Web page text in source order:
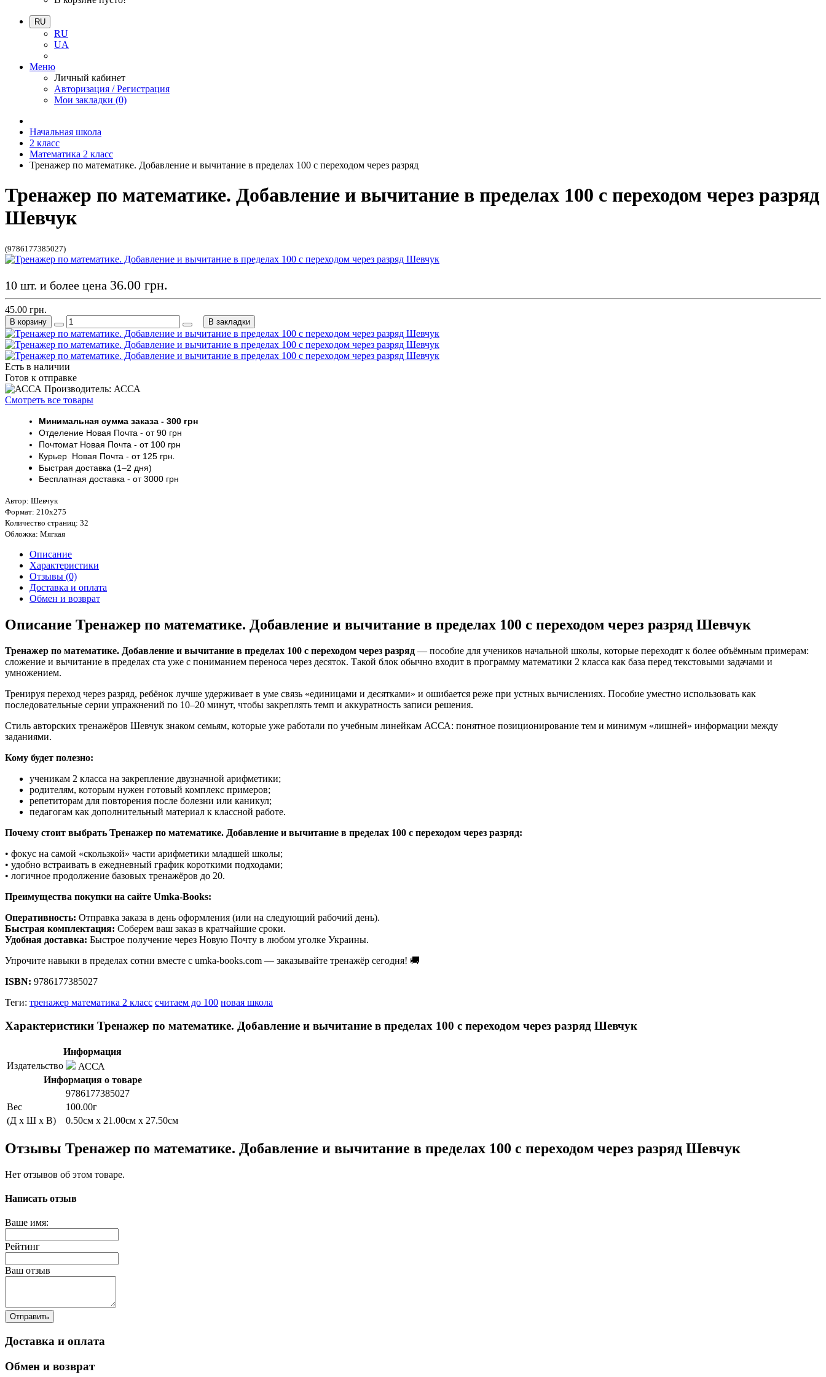
RU
RU
UA
Меню
Личный кабинет
Авторизация / Регистрация
Мои закладки (0)
Начальная школа
2 класс
Математика 2 класс
Тренажер по математике. Добавление и вычитание в пределах 100 с переходом через разряд
Тренажер по математике. Добавление и вычитание в пределах 100 с переходом через разряд
Шевчук
(9786177385027)
Есть в наличии
Готов к отправке
Производитель: АССА
Смотреть все товары
Минимальная сумма заказа - 300 грн
Отделение Новая Почта - от 90 грн
ПочтоматНовая Почта - от 100 грн
Курьер Новая Почта - от 125 грн.
Быстрая доставка (1–2 дня)
Бесплатная доставка - от 3000 грн
Автор: Шевчук
Формат: 210х275
Количество страниц: 32
Обложка: Мягкая
10 шт. и более цена 36.00 грн.
45.00 грн.
В корзину В закладки
Описание
Характеристики
Отзывы (0)
Доставка и оплата
Обмен и возврат
Описание Тренажер по математике. Добавление и вычитание в пределах 100 с переходом через разряд Шевчук
Тренажер по математике. Добавление и вычитание в пределах 100 с переходом через разряд — пособие для учеников начальной школы, которые переходят к более объёмным примерам:
сложение и вычитание в пределах ста уже с пониманием переноса через десяток. Такой блок обычно входит в программу математики 2 класса как база перед текстовыми задачами и
умножением.
Тренируя переход через разряд, ребёнок лучше удерживает в уме связь «единицами и десятками» и ошибается реже при устных вычислениях. Пособие уместно использовать как
последовательные серии упражнений по 10–20 минут, чтобы закреплять темп и аккуратность записи решения.
Стиль авторских тренажёров Шевчук знаком семьям, которые уже работали по учебным линейкам АССА: понятное позиционирование тем и минимум «лишней» информации между
заданиями.
Кому будет полезно:
ученикам 2 класса на закрепление двузначной арифметики;
родителям, которым нужен готовый комплекс примеров;
репетиторам для повторения после болезни или каникул;
педагогам как дополнительный материал к классной работе.
Почему стоит выбрать Тренажер по математике. Добавление и вычитание в пределах 100 с переходом через разряд:
• фокус на самой «скользкой» части арифметики младшей школы;
• удобно встраивать в ежедневный график короткими подходами;
• логичное продолжение базовых тренажёров до 20.
Преимущества покупки на сайте Umka-Books:
Оперативность: Отправка заказа в день оформления (или на следующий рабочий день).
Быстрая комплектация: Соберем ваш заказ в кратчайшие сроки.
Удобная доставка: Быстрое получение через Новую Почту в любом уголке Украины.
Упрочите навыки в пределах сотни вместе с umka-books.com — заказывайте тренажёр сегодня! 🚚
ISBN: 9786177385027
Теги: тренажер математика 2 класс считаем до 100 новая школа
Характеристики Тренажер по математике. Добавление и вычитание в пределах 100 с переходом через разряд Шевчук
Информация
Издательство
АССА
Информация о товаре
9786177385027
Вес
100.00г
(Д x Ш x В)
0.50см x 21.00см x 27.50см
Отзывы Тренажер по математике. Добавление и вычитание в пределах 100 с переходом через разряд Шевчук
Нет отзывов об этом товаре.
Написать отзыв
Ваше имя:
Рейтинг
Ваш отзыв
Отправить
Доставка и оплата
Обмен и возврат